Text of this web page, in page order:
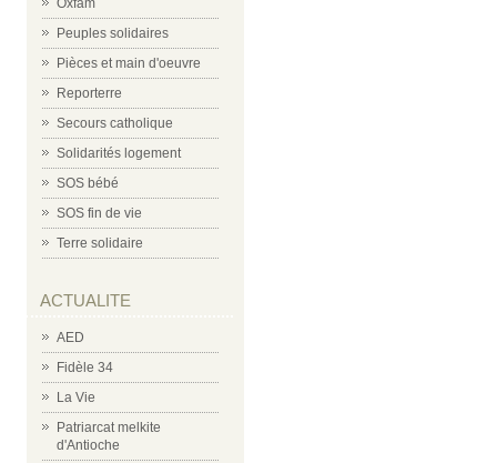
Oxfam
Peuples solidaires
Pièces et main d'oeuvre
Reporterre
Secours catholique
Solidarités logement
SOS bébé
SOS fin de vie
Terre solidaire
ACTUALITE
AED
Fidèle 34
La Vie
Patriarcat melkite
d'Antioche